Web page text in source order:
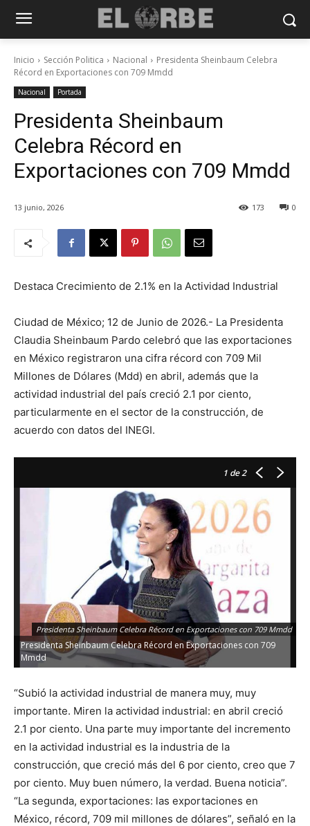
Inicio Sección Politica Nacional
Presidenta Sheinbaum Celebra
Récord en Exportaciones con 709 Mmdd
Nacional Portada
Presidenta Sheinbaum
Celebra Récord en
Exportaciones con 709 Mmdd
13 junio, 2026 0
173
Destaca Crecimiento de 2.1% en la Actividad Industrial
Ciudad de México; 12 de Junio de 2026.- La Presidenta
Claudia Sheinbaum Pardo celebró que las exportaciones
en México registraron una cifra récord con 709 Mil
Millones de Dólares (Mdd) en abril, además que la
actividad industrial del país creció 2.1 por ciento,
particularmente en el sector de la construcción, de
acuerdo con datos del INEGI.
1 de 2
Presidenta Sheinbaum Celebra Récord en Exportaciones con 709 Mmdd
Presidenta Sheinbaum Celebra Récord en Exportaciones con 709
Mmdd
“Subió la actividad industrial de manera muy, muy
importante. Miren la actividad industrial: en abril creció
2.1 por ciento. Una parte muy importante del incremento
en la actividad industrial es la industria de la
construcción, que creció más del 6 por ciento, creo que 7
por ciento. Muy buen número, la verdad. Buena noticia”.
“La segunda, exportaciones: las exportaciones en
México, récord, 709 mil millones de dólares”, señaló en la